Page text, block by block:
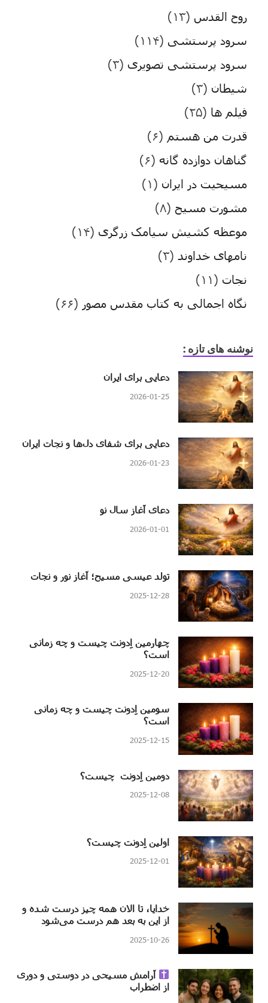
روح القدس (۱۳)
سرود پرستشی (۱۱۴)
سرود پرستشی تصویری (۳)
شیطان (۳)
فیلم ها (۲۵)
قدرت من هستم (۶)
گناهان دوازده گانه (۶)
مسیحیت در ایران (۱)
مشورت مسیح (۸)
موعظه کشیش سیامک زرگری (۱۴)
نامهای خداوند (۳)
نجات (۱۱)
نگاه اجمالی به کتاب مقدس مصور (۶۶)
نوشنه های تازه :
دعایی برای ایران
2026-01-25
دعایی برای شفای دل‌ها و نجات ایران
2026-01-23
دعای آغاز سال نو
2026-01-01
تولد عیسی مسیح؛ آغاز نور و نجات
2025-12-28
چهارمین اِدونت چیست و چه زمانی
است؟
2025-12-20
سومین اِدونت چیست و چه زمانی
است؟
2025-12-15
دومین اِدونت چیست؟
2025-12-08
اولین اِدونت چیست؟
2025-12-01
خدایا، تا الان همه چیز درست شده و
از این به بعد هم درست می‌شود
2025-10-26
آرامش مسیحی در دوستی و دوری
از اضطراب